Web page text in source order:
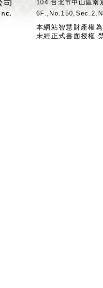
104 台北市中山區
本網站智慧財產權
未經正式書面授權